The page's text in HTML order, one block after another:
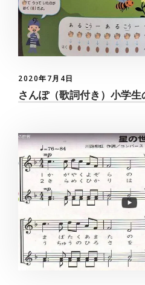
2020年7月4日
さんぽ（歌詞付き）小学